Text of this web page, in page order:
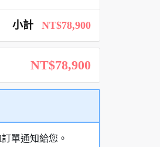
小計 NT$78,900
NT$78,900
單通知給您。